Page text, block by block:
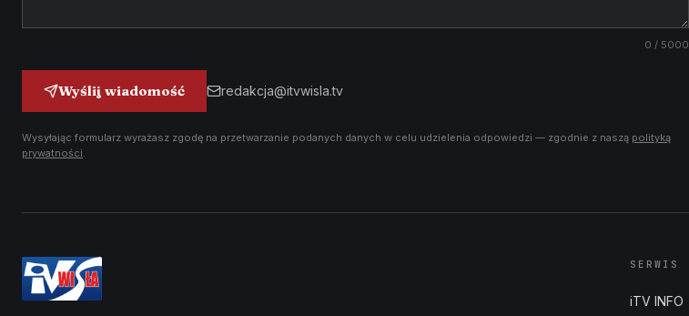
0 / 5000
Wyślij wiadomość redakcja@itvwisla.tv
Wysyłając formularz wyrażasz zgodę na przetwarzanie podanych danych w celu udzielenia odpowiedzi — zgodnie z naszą polityką
prywatności.
SERWIS
iTV INFO